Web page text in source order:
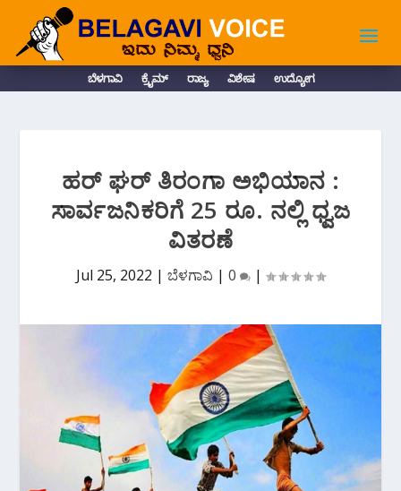
ಬೆಳಗಾವಿ ಕ್ರೈಮ್ ರಾಜ್ಯ ವಿಶೇಷ ಉದ್ಯೋಗ
ಹರ್ ಘರ್ ತಿರಂಗಾ ಅಭಿಯಾನ :
ಸಾರ್ವಜನಿಕರಿಗೆ 25 ರೂ. ನಲ್ಲಿ ಧ್ವಜ
ವಿತರಣೆ
Jul 25, 2022 | ಬೆಳಗಾವಿ | 0 |